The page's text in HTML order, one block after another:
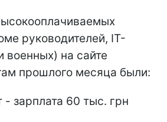
руководителей, ІТ-
военных) на сайте
прошлого месяца были:
- зарплата 60 тыс. грн